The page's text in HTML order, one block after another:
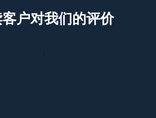
客户对我们的评价